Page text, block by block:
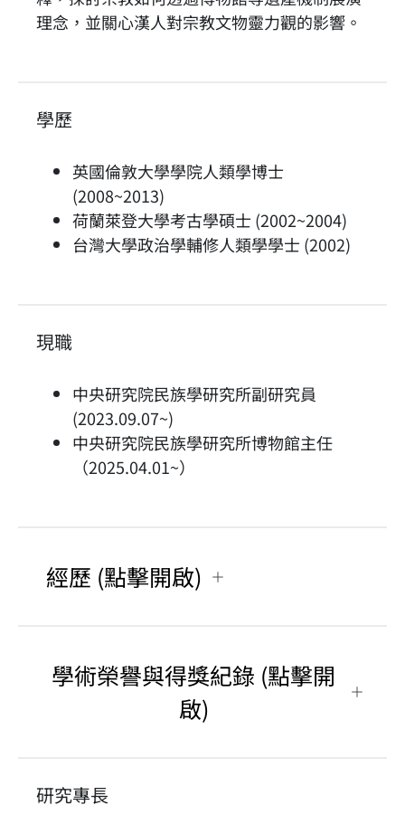
理念，並關心漢人對宗教文物靈力觀的影響。
學歷
英國倫敦大學學院人類學博士
(2008~2013)
荷蘭萊登大學考古學碩士 (2002~2004)
台灣大學政治學輔修人類學學士 (2002)
現職
中央研究院民族學研究所副研究員
(2023.09.07~)
中央研究院民族學研究所博物館主任
（2025.04.01~）
經歷 (點擊開啟)
學術榮譽與得獎紀錄 (點擊開
啟)
研究專長